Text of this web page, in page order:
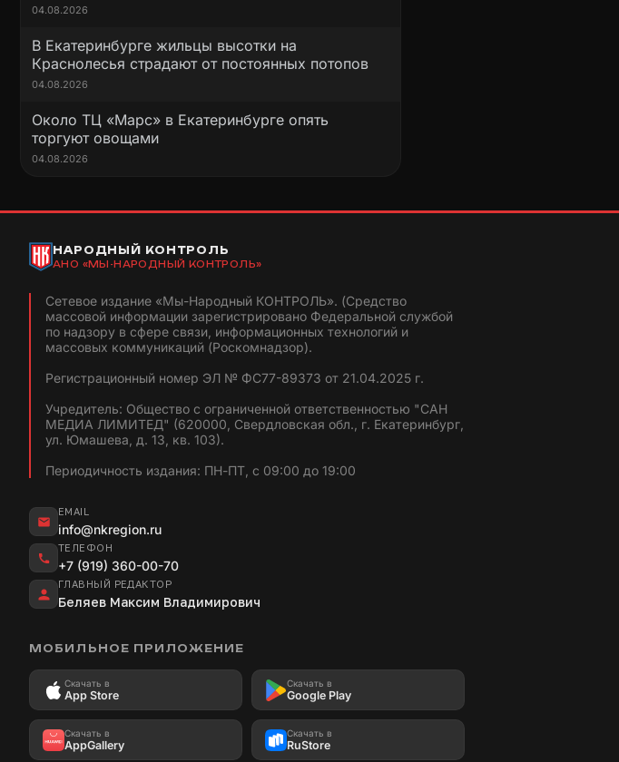
04.08.2026
В Екатеринбурге жильцы высотки на
Краснолесья страдают от постоянных потопов
04.08.2026
Около ТЦ «Марс» в Екатеринбурге опять
торгуют овощами
04.08.2026
НАРОДНЫЙ КОНТРОЛЬ
АНО «МЫ-НАРОДНЫЙ КОНТРОЛЬ»
Сетевое издание «Мы-Народный КОНТРОЛЬ». (Средство
массовой информации зарегистрировано Федеральной службой
по надзору в сфере связи, информационных технологий и
массовых коммуникаций (Роскомнадзор).
Регистрационный номер ЭЛ № ФС77-89373 от 21.04.2025 г.
Учредитель: Общество с ограниченной ответственностью "САН
МЕДИА ЛИМИТЕД" (620000, Свердловская обл., г. Екатеринбург,
ул. Юмашева, д. 13, кв. 103).
Периодичность издания: ПН-ПТ, с 09:00 до 19:00
EMAIL
info@nkregion.ru
ТЕЛЕФОН
+7 (919) 360-00-70
ГЛАВНЫЙ РЕДАКТОР
Беляев Максим Владимирович
МОБИЛЬНОЕ ПРИЛОЖЕНИЕ
Скачать в
App Store
Скачать в
Google Play
Скачать в
AppGallery
Скачать в
RuStore